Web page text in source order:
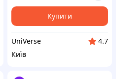
Купити
UniVerse
4.7
Київ